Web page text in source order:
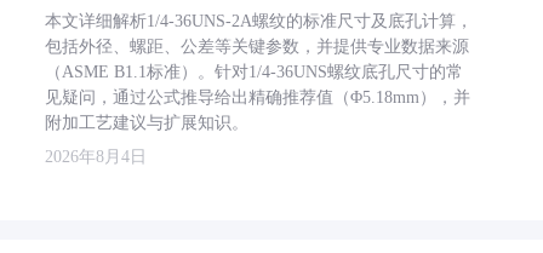
本文详细解析1/4-36UNS-2A螺纹的标准尺寸及底孔计算，
包括外径、螺距、公差等关键参数，并提供专业数据来源
（ASME B1.1标准）。针对1/4-36UNS螺纹底孔尺寸的常
见疑问，通过公式推导给出精确推荐值（Φ5.18mm），并
附加工艺建议与扩展知识。
2026年8月4日